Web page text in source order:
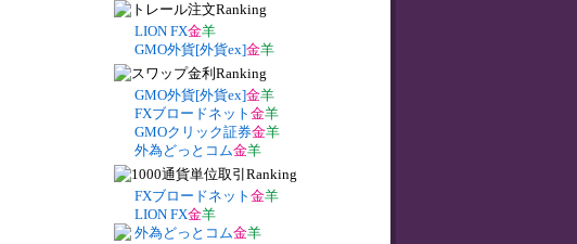
LION FX金羊
GMO外貨[外貨ex]金羊
GMO外貨[外貨ex]金羊
FXブロードネット 金羊
GMOクリック証券金羊
外為どっとコム金羊
FXブロードネット 金羊
LION FX金羊
外為どっとコム金羊